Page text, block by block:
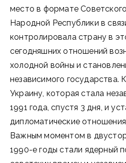
место в формате
Народной Республики в
контролировала страну в
сегодняшних отношений
холодной войны и
независимого государства.
Украину, которая стала
1991 года, спустя 3 дня, и
дипломатические
Важным моментом в
1990-е годы стали ядерный